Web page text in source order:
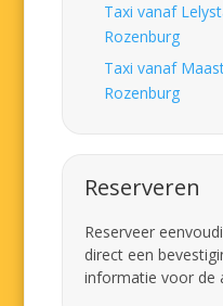
Taxi vanaf
Rozenburg
Taxi vanaf
Rozenburg
Reserveren
Reserveer
direct een
informatie voor de